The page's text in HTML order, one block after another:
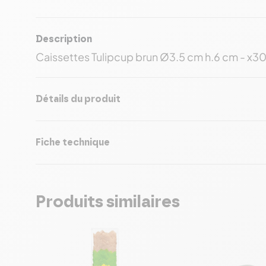
Description
Caissettes Tulipcup brun Ø3.5 cm h.6 cm -
Détails du produit
Fiche technique
Produits similaires